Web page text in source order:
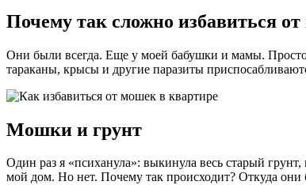
Почему так сложно избавиться
Они были всегда. Еще у моей бабушки и мамы.
тараканы, крысы и другие паразиты
Мошки и грунт
Один раз я «психанула»: выкинула весь старый
мой дом. Но нет. Почему так происходит? Откуда